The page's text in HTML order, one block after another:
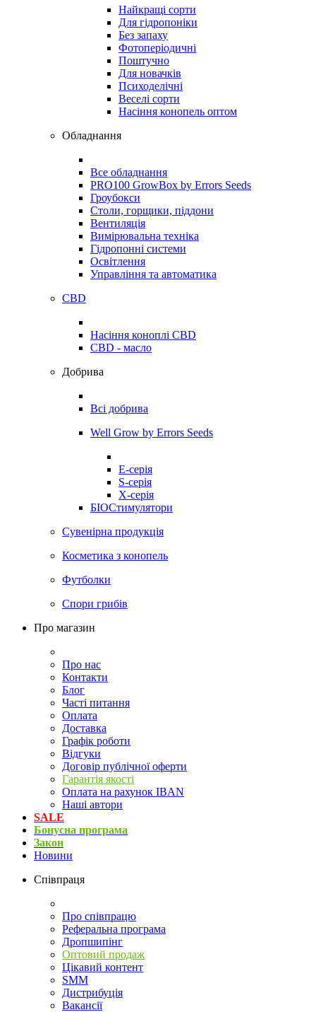
Найкращі сорти
Для гідропоніки
Без запаху
Фотоперіодичні
Поштучно
Для новачків
Психоделічні
Веселі сорти
Насіння конопель оптом
Обладнання
Все обладнання
PRO100 GrowBox by Errors Seeds
Гроубокси
Столи, горщики, піддони
Вентиляція
Вимірювальна техніка
Гідропонні системи
Освітлення
Управління та автоматика
CBD
Насіння коноплі CBD
CBD - масло
Добрива
Всі добрива
Well Grow by Errors Seeds
E-серія
S-серія
X-серія
БІОСтимулятори
Сувенірна продукція
Косметика з конопель
Футболки
Спори грибів
Про магазин
Про нас
Контакти
Блог
Часті питання
Оплата
Доставка
Графік роботи
Відгуки
Договір публічної оферти
Гарантія якості
Оплата на рахунок IBAN
Наші автори
SALE
Бонусна програма
Закон
Новини
Співпраця
Про співпрацю
Реферальна програма
Дропшипінг
Оптовий продаж
Цікавий контент
SMM
Дистрибуція
Вакансії